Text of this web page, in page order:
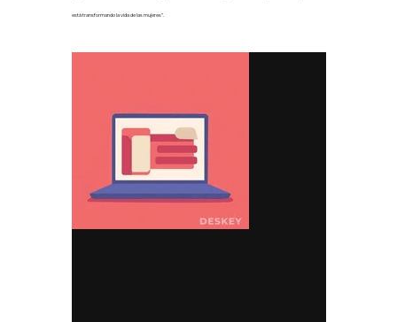
está transformando la vida de las mujeres”.